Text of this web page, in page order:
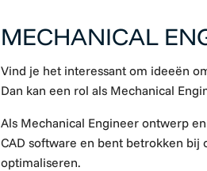
MECHANICAL
Vind je het interessant om ideeën
Dan kan een rol als Mechanical
Als Mechanical Engineer ontwerp
CAD software en bent betrokken
optimaliseren.